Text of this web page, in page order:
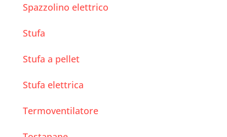
Spazzolino elettrico
Stufa
Stufa a pellet
Stufa elettrica
Termoventilatore